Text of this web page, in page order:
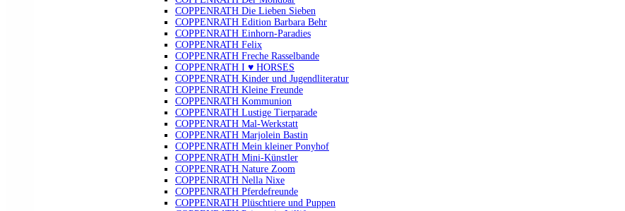
COPPENRATH Die Lieben Sieben
COPPENRATH Edition Barbara Behr
COPPENRATH Einhorn-Paradies
COPPENRATH Felix
COPPENRATH Freche Rasselbande
COPPENRATH I ♥ HORSES
COPPENRATH Kinder und Jugendliteratur
COPPENRATH Kleine Freunde
COPPENRATH Kommunion
COPPENRATH Lustige Tierparade
COPPENRATH Mal-Werkstatt
COPPENRATH Marjolein Bastin
COPPENRATH Mein kleiner Ponyhof
COPPENRATH Mini-Künstler
COPPENRATH Nature Zoom
COPPENRATH Nella Nixe
COPPENRATH Pferdefreunde
COPPENRATH Plüschtiere und Puppen